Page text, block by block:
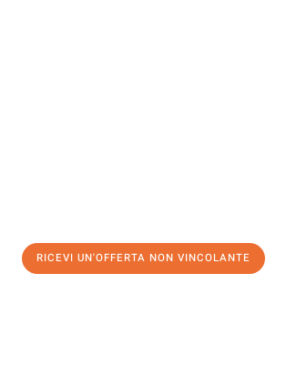
RICEVI UN'OFFERTA NON VINCOLANTE